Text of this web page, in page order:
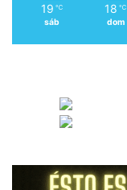
19 ℃
sáb
18 ℃
dom